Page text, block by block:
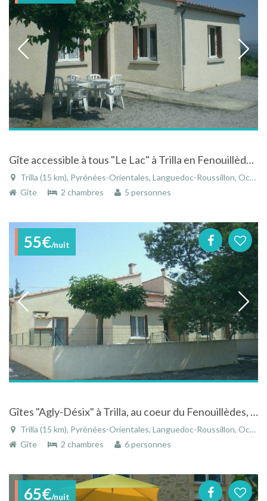
Gîte accessible à tous "Le Lac" à Trilla en Fenouillèdes, le Sud-Cathare (66)
Trilla (15 km), Pyrénées-Orientales, Languedoc-Roussillon, Occitanie, France
Gîte
2 chambres 5 personnes
55€/nuit
Gîtes "Agly-Désix" à Trilla, au coeur du Fenouillèdes, le "Sud-Cathare" (66)
Trilla (15 km), Pyrénées-Orientales, Languedoc-Roussillon, Occitanie, France
Gîte
2 chambres 6 personnes
65€/nuit